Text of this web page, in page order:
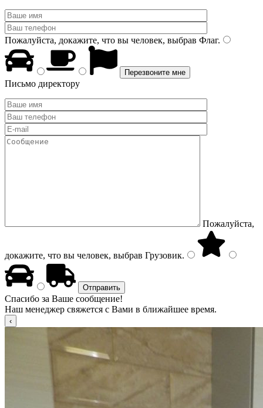
Пожалуйста, докажите, что вы человек, выбрав Флаг.
Письмо директору
Пожалуйста,
докажите, что вы человек, выбрав Грузовик.
Спасибо за Ваше сообщение!
Наш менеджер свяжется с Вами в ближайшее время.